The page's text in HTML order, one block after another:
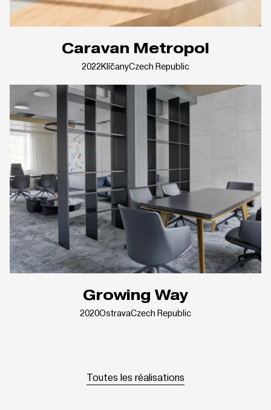
Caravan Metropol
2022KlíčanyCzech Republic
Growing Way
2020OstravaCzech Republic
Toutes les réalisations